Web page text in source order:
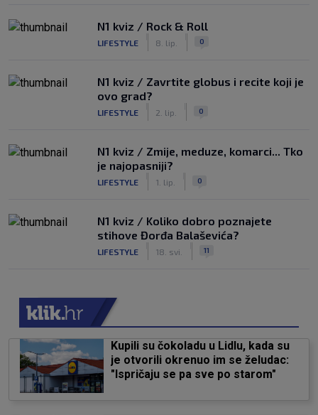
N1 kviz / Rock & Roll
LIFESTYLE 8. lip. 0
N1 kviz / Zavrtite globus i recite koji je
ovo grad?
LIFESTYLE 2. lip. 0
N1 kviz / Zmije, meduze, komarci... Tko
je najopasniji?
LIFESTYLE 1. lip. 0
N1 kviz / Koliko dobro poznajete
stihove Đorđa Balaševića?
LIFESTYLE 18. svi. 11
Kupili su čokoladu u Lidlu, kada su
je otvorili okrenuo im se želudac:
"Ispričaju se pa sve po starom"